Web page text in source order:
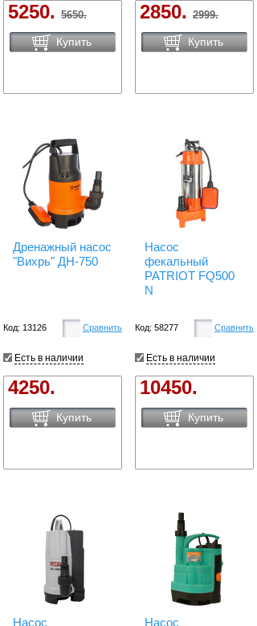
5250. 5650.
Купить
2850. 2999.
Купить
Дренажный насос
"Вихрь" ДН-750
Код: 13126 Сравнить
Есть в наличии
4250.
Купить
Насос
фекальный
PATRIOT FQ500
N
Код: 58277 Сравнить
Есть в наличии
10450.
Купить
Насос
Насос